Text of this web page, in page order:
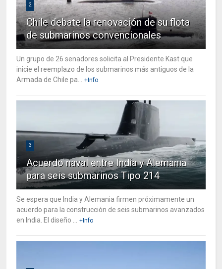
2
Chile debate la renovación de su flota
de submarinos convencionales
Un grupo de 26 senadores solicita al Presidente Kast que
inicie el reemplazo de los submarinos más antiguos de la
Armada de Chile pa...
+Info
3
Acuerdo naval entre India y Alemania
para seis submarinos Tipo 214
Se espera que India y Alemania firmen próximamente un
acuerdo para la construcción de seis submarinos avanzados
en India. El diseño ...
+Info